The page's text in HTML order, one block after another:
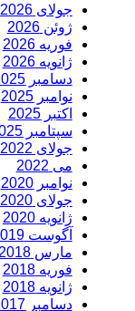
جولای 2026
ژوئن 2026
فوریه 2026
ژانویه 2026
دسامبر 2025
نوامبر 2025
اکتبر 2025
سپتامبر 2025
جولای 2022
می 2022
نوامبر 2020
جولای 2020
ژانویه 2020
آگوست 2019
مارس 2018
فوریه 2018
ژانویه 2018
دسامبر 2017